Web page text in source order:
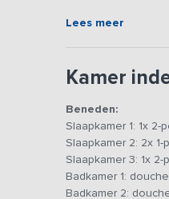
De grote
met ovens,
Het vakantiehuis is
slaapkamers zijn
staan.
In de tuin met
over verschillende
Lees meer
Kamer
Beneden:
Slaapkamer 1: 1x
Slaapkamer 2: 2x
Slaapkamer 3: 1x
Badkamer 1:
Badkamer 2: